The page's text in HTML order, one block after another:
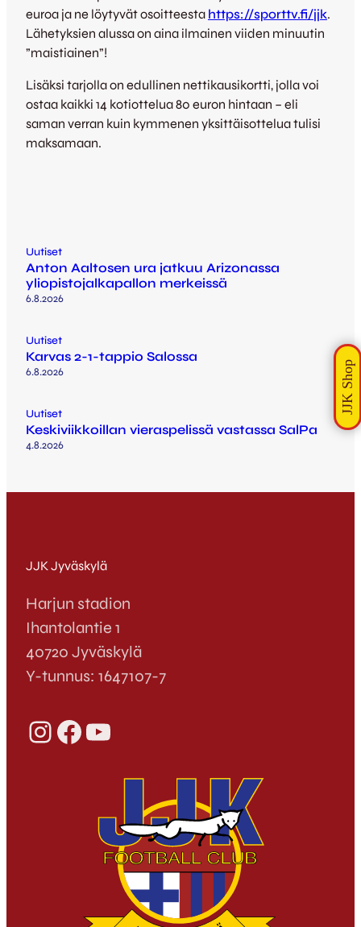
euroa ja ne löytyvät osoitteesta https://sporttv.fi/jjk.
Lähetyksien alussa on aina ilmainen viiden minuutin
”maistiainen”!
Lisäksi tarjolla on edullinen nettikausikortti, jolla voi
ostaa kaikki 14 kotiottelua 80 euron hintaan – eli
saman verran kuin kymmenen yksittäisottelua tulisi
maksamaan.
Uutiset
Anton Aaltosen ura jatkuu Arizonassa
yliopistojalkapallon merkeissä
6.8.2026
Uutiset
Karvas 2-1-tappio Salossa
6.8.2026
Uutiset
Keskiviikkoillan vieraspelissä vastassa SalPa
4.8.2026
JJK Jyväskylä
Harjun stadion
Ihantolantie 1
40720 Jyväskylä
Y-tunnus: 1647107-7
InstagramFacebook YouTube